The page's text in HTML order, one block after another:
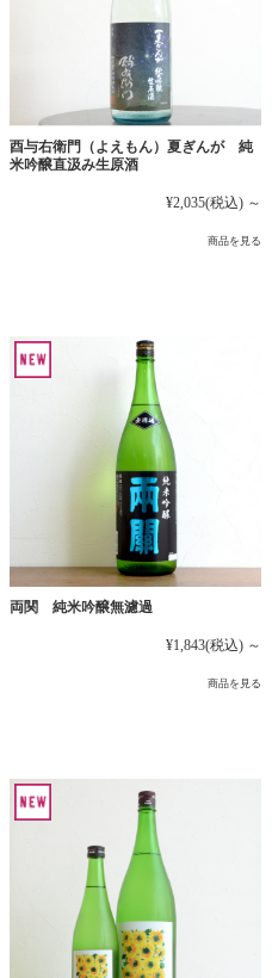
酉与右衛門（よえもん）夏ぎんが 純
米吟醸直汲み生原酒
¥2,035(税込) ～
商品を見る
両関 純米吟醸無濾過
¥1,843(税込) ～
商品を見る